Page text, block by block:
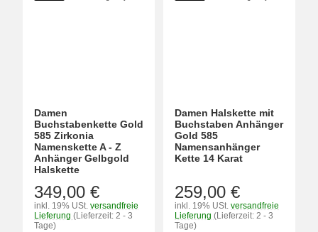
Damen
Buchstabenkette Gold
585 Zirkonia
Namenskette A - Z
Anhänger Gelbgold
Halskette
349,00 €
inkl. 19% USt. versandfreie
Lieferung (Lieferzeit: 2 - 3
Tage)
Damen Halskette mit
Buchstaben Anhänger
Gold 585
Namensanhänger
Kette 14 Karat
259,00 €
inkl. 19% USt. versandfreie
Lieferung (Lieferzeit: 2 - 3
Tage)